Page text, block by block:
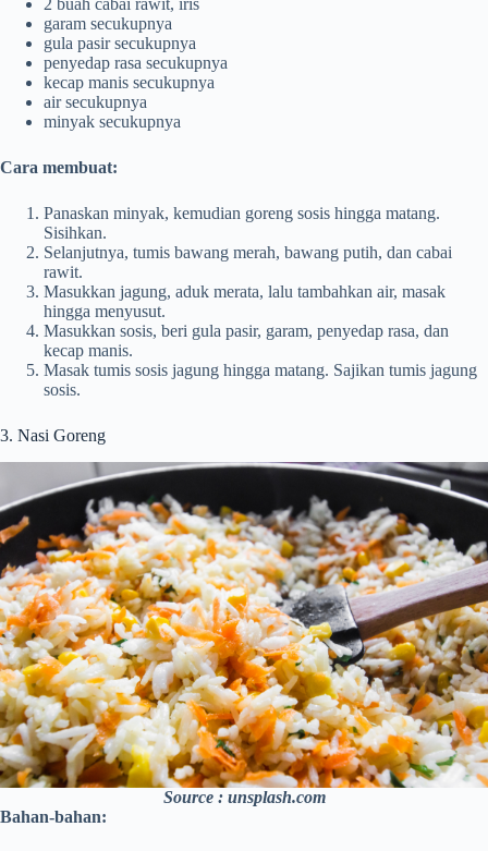
2 buah cabai rawit, iris
garam secukupnya
gula pasir secukupnya
penyedap rasa secukupnya
kecap manis secukupnya
air secukupnya
minyak secukupnya
Cara membuat:
Panaskan minyak, kemudian goreng sosis hingga matang.
Sisihkan.
Selanjutnya, tumis bawang merah, bawang putih, dan cabai
rawit.
Masukkan jagung, aduk merata, lalu tambahkan air, masak
hingga menyusut.
Masukkan sosis, beri gula pasir, garam, penyedap rasa, dan
kecap manis.
Masak tumis sosis jagung hingga matang. Sajikan tumis jagung
sosis.
3. Nasi Goreng
Source : unsplash.com
Bahan-bahan: